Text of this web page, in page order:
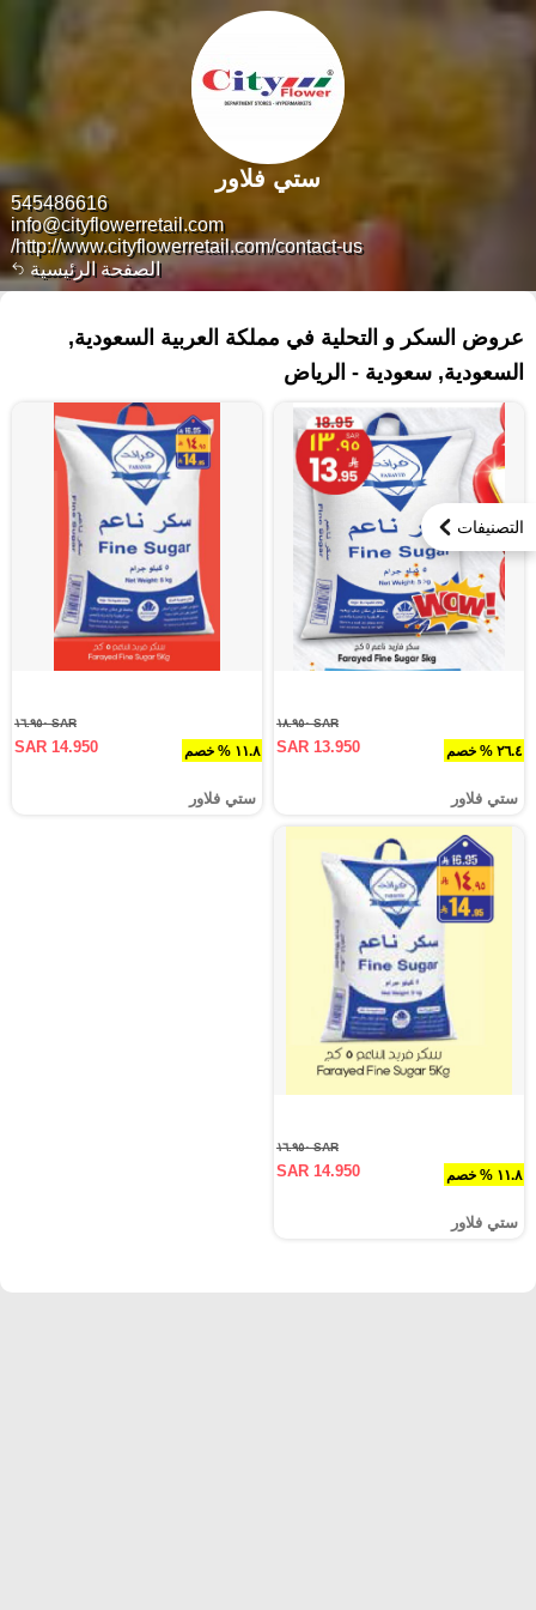
الصفحة الرئيسية
545486616
info@cityflowerretail.com
http://www.cityflowerretail.com/contact-us/
ستي فلاور
التصنيفات
عروض السكر و التحلية في مملكة العربية السعودية,
السعودية, سعودية - الرياض
٢٦.٤ % خصم
SAR ١٨.٩٥٠
SAR 13.950
ستي فلاور
١١.٨ % خصم
SAR ١٦.٩٥٠
SAR 14.950
ستي فلاور
١١.٨ % خصم
SAR ١٦.٩٥٠
SAR 14.950
ستي فلاور